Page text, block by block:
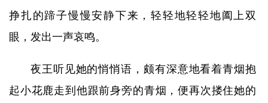
挣扎的蹄子慢慢安静下来，轻轻地轻轻地阖上双
眼，发出一声哀鸣。
夜王听见她的悄悄语，颇有深意地看着青烟抱
起小花鹿走到他跟前身旁的青烟，便再次搂住她的